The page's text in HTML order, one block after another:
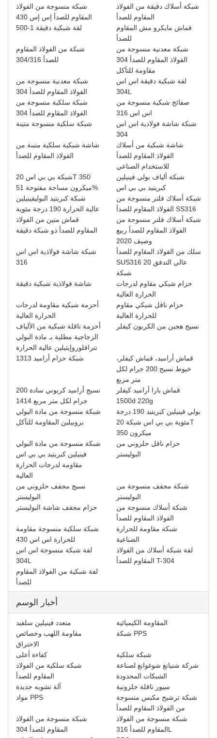
شبكة منسوجة من الفولاذ
المقاوم للصدأ إس إس 430
شبكة أسلاك دقيقة من الفولاذ
المقاوم للصدأ
لفة شبكية دقيقة 1-500
قماش مايكرو مش المقاوم
للصدأ
شبكة من الفولاذ المقاوم
للصدأ 304/316
شبكة معدنية منسوجة من
الفولاذ المقاوم للصدأ 304
مقاومة للتآكل
شبكة معدنية منسوجة من
الفولاذ المقاوم للصدأ 304
لفة شبكية دقيقة اس اس
304L
شبكة سلكية منسوجة من
الفولاذ المقاوم للصدأ 304
صفائح شبكية منسوجة من
اس اس 316
شبكة سلكية منسوجة متينة
شبكة شاشة فولاذية اس اس
304
شاشة شبكية سلكية متينة من
الفولاذ المقاوم للصدأ
شاشة شبكية من أسلاك
الفولاذ المقاوم للصدأ
للاستخدام الصناعي
شبكة بي بي اس 20T 350
ميكرون مساحة مفتوحة 51%
شبكة ألياف بولي فينيلين
كبريتيد بي بي اس
شبكة كبريتيد البوليفينيلين
عالية الحرارة 190 درجة مئوية
شبكة أسلاك فلتر منسوجة من
الفولاذ المقاوم للصدأ SS316
قماش متين من الفولاذ
المقاوم للصدأ ذو شبكة دقيقة
شبكة أسلاك فلتر منسوجة من
الفولاذ المقاوم للصدأ ربيع
وصيف 2020
شبكة شاشة فولاذية اس اس
316
سلك من الفولاذ المقاوم للصدأ
SUS316 عالي التدفق 20
شبكة
شاشة فولاذية شبكية دقيقة
حزام شبكي مقاوم لدرجات
الحرارة العالية
أحزمة شبكية مقاومة لدرجات
الحرارة العالية
حزام ناقل شبكي مقاوم
للحرارة العالية
أحزمة ناقلة شبكية من الألياف
الزجاجية مطلية بـ مادة البولي
تترافلوروإيثيلين عالية الحرارة
نسيج هجين من الكربون كيفلر
شبكة حزام أراميد 1313
قماش أراميد، قماش كيفلر،
خيوط نسيج 200 جرام لكل
متر مربع
نسيج أراميد كربوني سادة 200
جرام لكل متر مربع 1414
قماش بارا أراميد كيفلر
1500d 220g
شبكة منسوجة من مادة البولي
بروبيلين المقاومة للتآكل
بولي فينيلين كبريتيد 190 درجة
مئوية بي بي اس شبكة 20T
350 ميكرون
شبكة منسوجة من مادة البولي
فينيلين كبريتيد بي بي اس
مقاومة لدرجات الحرارة
العالية
حزام ناقل حلزوني من
البوليستر
نسيج مجفف حلزوني من
البوليستر
شبكة مجفف منسوجة من
البوليستر
حزام مجفف شاشة البوليستر
شبكة أسلاك منسوجة من
الفولاذ المقاوم للصدأ
شبكة سلكية منسوجة مقاومة
للحرارة اس اس 430
شبكة مقاومة للحرارة
الصناعية
لفة شبكة منسوجة اس اس
304L
لفة شبكة أسلاك من الفولاذ
المقاوم للصدأ T-304
لفة شبكية من الفولاذ المقاوم
للصدأ
أخبار الوسم
متعدد فينيلين سلفيد
المقاومة الكيميائية
مقاومة اللهب وخصائص
الاحتراق
شبكة PPS
كفاءة أعلى
شبكة سلكية
شبكة سلكية من الفولاذ
المقاوم للصدأ
شركة شنيانغ شوغوانغ لصناعة
الشبكات المحدودة
آلة تشويه جديدة
سيور ناقلة حلزونية
مواد PPS
شبكة ترشيح مكبس منسوجة
من الفولاذ المقاوم للصدأ
شبكة منسوجة من الفولاذ
المقاوم للصدأ 304
شبكة منسوجة من الفولاذ
المقاوم للصدأ 316L